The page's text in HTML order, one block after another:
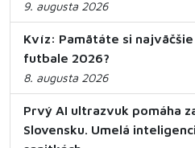
9. augusta 2026
Kvíz: Pamätáte si
futbale 2026?
8. augusta 2026
Prvý AI ultrazvuk pomáha
Slovensku. Umelá